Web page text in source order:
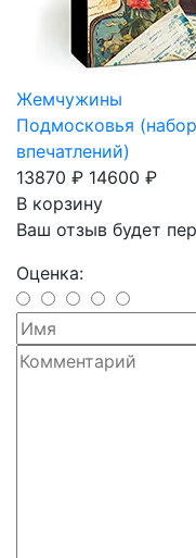
Жемчужины
Подмосковья (набор
впечатлений)
13870 ₽ 14600 ₽
В корзину
Ваш отзыв будет
Оценка: